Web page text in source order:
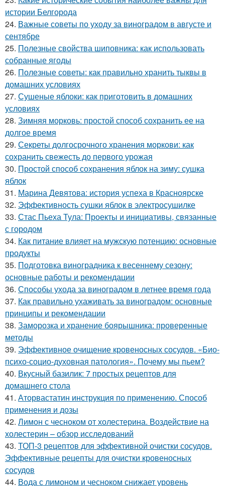
истории Белгорода
24. Важные советы по уходу за виноградом в августе и
сентябре
25. Полезные свойства шиповника: как использовать
собранные ягоды
26. Полезные советы: как правильно хранить тыквы в
домашних условиях
27. Сушеные яблоки: как приготовить в домашних
условиях
28. Зимняя морковь: простой способ сохранить ее на
долгое время
29. Секреты долгосрочного хранения моркови: как
сохранить свежесть до первого урожая
30. Простой способ сохранения яблок на зиму: сушка
яблок
31. Марина Девятова: история успеха в Красноярске
32. Эффективность сушки яблок в электросушилке
33. Стас Пьеха Тула: Проекты и инициативы, связанные
с городом
34. Как питание влияет на мужскую потенцию: основные
продукты
35. Подготовка виноградника к весеннему сезону:
основные работы и рекомендации
36. Способы ухода за виноградом в летнее время года
37. Как правильно ухаживать за виноградом: основные
принципы и рекомендации
38. Заморозка и хранение боярышника: проверенные
методы
39. Эффективное очищение кровеносных сосудов. «Био-
психо-социо-духовная патология». Почему мы пьем?
40. Вкусный базилик: 7 простых рецептов для
домашнего стола
41. Аторвастатин инструкция по применению. Способ
применения и дозы
42. Лимон с чесноком от холестерина. Воздействие на
холестерин – обзор исследований
43. ТОП-3 рецептов для эффективной очистки сосудов.
Эффективные рецепты для очистки кровеносных
сосудов
44. Вода с лимоном и чесноком снижает уровень